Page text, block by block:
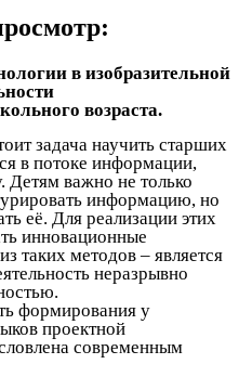
в изобразительной
возраста.
задача научить старших
в потоке информации,
важно не только
информацию, но
её. Для реализации этих
инновационные
таких методов – является
неразрывно
формирования у
проектной
современным